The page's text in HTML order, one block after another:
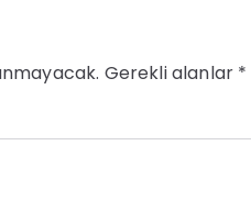
Gerekli alanlar *